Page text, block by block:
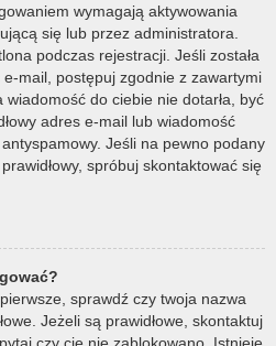
wymagają aktywowania
się lub przez administratora.
podczas rejestracji. Jeśli została
e-mail, postępuj zgodnie z zawartymi
do ciebie nie dotarła, być
adres e-mail lub wiadomość
Jeśli na pewno podany
spróbuj skontaktować się
sprawdź czy twoja nazwa
Jeżeli są prawidłowe, skontaktuj